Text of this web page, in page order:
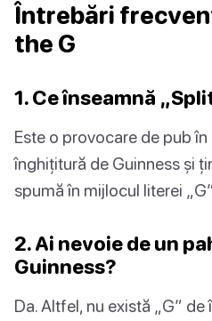
Întrebări
the G
1. Ce înseamnă
Este o provocare de pub
înghițitură de Guinness și
spumă în mijlocul literei
2. Ai nevoie de un
Guinness?
Da. Altfel, nu există „G”